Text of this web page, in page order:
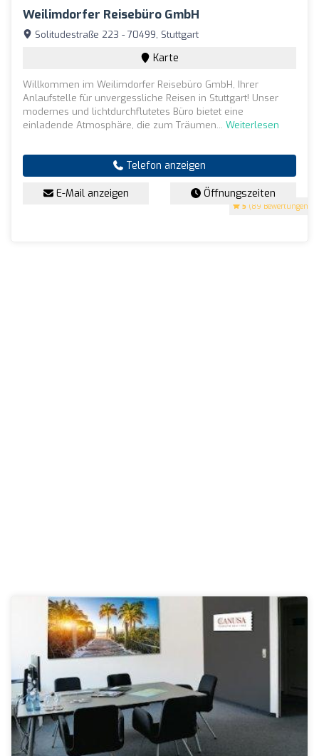
Weilimdorfer Reisebüro GmbH
5 (89 Bewertungen)
Solitudestraße 223 - 70499, Stuttgart
Karte
Willkommen im Weilimdorfer Reisebüro GmbH, Ihrer
Anlaufstelle für unvergessliche Reisen in Stuttgart! Unser
modernes und lichtdurchflutetes Büro bietet eine
einladende Atmosphäre, die zum Träumen... Weiterlesen
Telefon anzeigen
E-Mail anzeigen Öffnungszeiten